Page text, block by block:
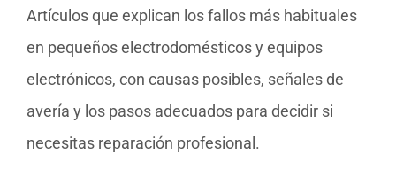
Artículos que explican los fallos más habituales
en pequeños electrodomésticos y equipos
electrónicos, con causas posibles, señales de
avería y los pasos adecuados para decidir si
necesitas reparación profesional.